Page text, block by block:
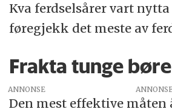
Kva ferdselsårer vart
føregjekk det meste av
Frakta tunge
ANNONSE
Den mest effektive måten